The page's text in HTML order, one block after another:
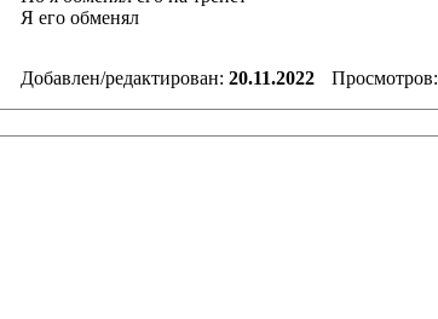
Я его обменял
Добавлен/редактирован: 20.11.2022 Просмотров: